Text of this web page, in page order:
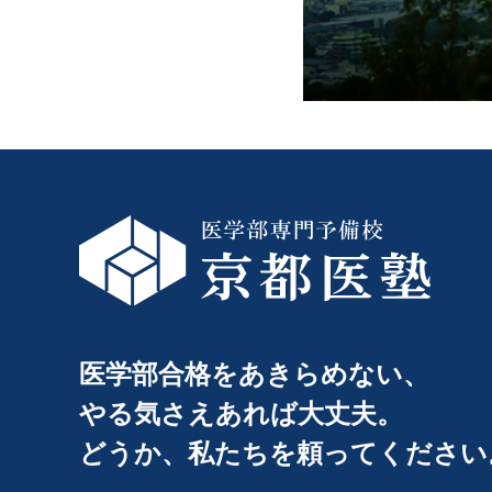
医学部合格をあきらめない、
やる気さえあれば大丈夫。
どうか、私たちを頼ってくださ